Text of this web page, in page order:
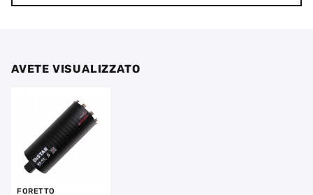
AVETE VISUALIZZATO
FORETTO